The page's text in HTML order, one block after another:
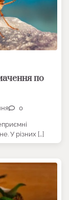
по
0
У різних […]